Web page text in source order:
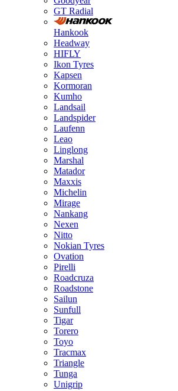
GT Radial
Hankook
Headway
HIFLY
Ikon Tyres
Kapsen
Kormoran
Kumho
Landsail
Landspider
Laufenn
Leao
Linglong
Marshal
Matador
Maxxis
Michelin
Mirage
Nankang
Nexen
Nitto
Nokian Tyres
Ovation
Pirelli
Roadcruza
Roadstone
Sailun
Sunfull
Tigar
Torero
Toyo
Tracmax
Triangle
Tunga
Unigrip